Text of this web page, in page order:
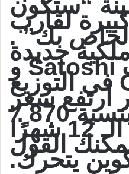
لقارب
بك” .
جديدة
لقاحات Satoshi و
COVID-19 في التوزيع
ارتفع سعر
البيتكوين بنسبة 870 ٪
خلال الـ 12 شهرًا
القول
يتحرك.